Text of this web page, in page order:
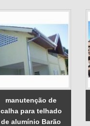
manutenção de
calha para telhado
de alumínio Barão